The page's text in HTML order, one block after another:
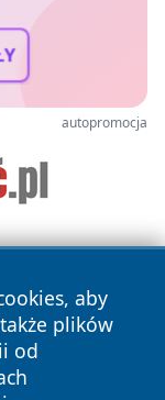
autopromocja
aby
plików
od
prawa